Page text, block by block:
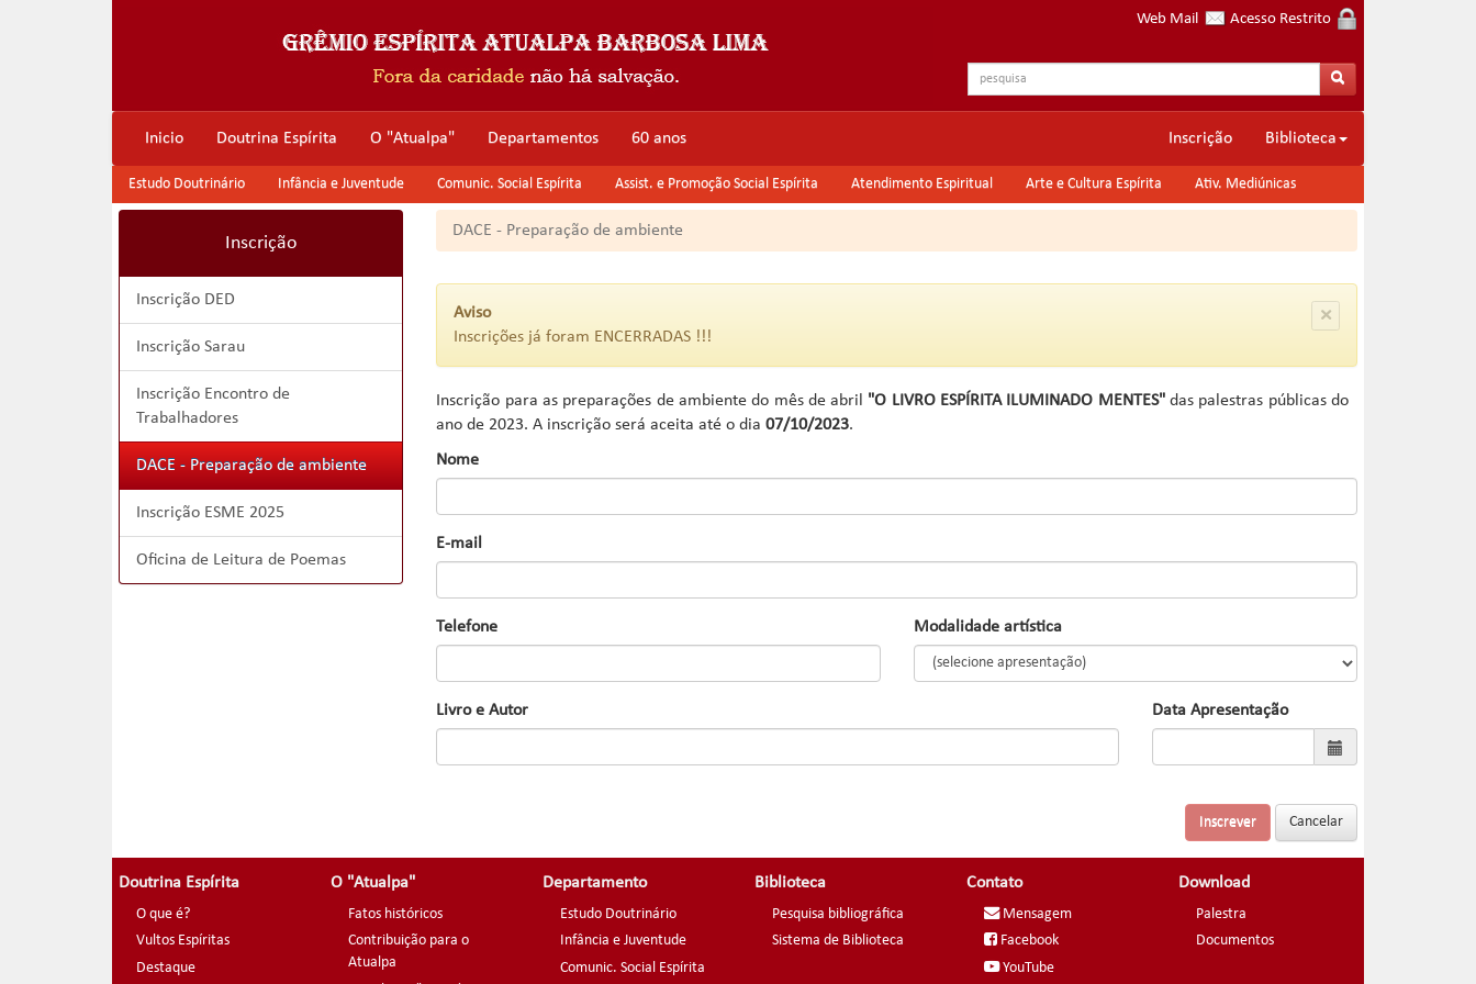
Web Mail Acesso Restrito
Inicio Doutrina Espírita O "Atualpa" Departamentos 60 anos Inscrição Biblioteca
Estudo Doutrinário Infância e Juventude Comunic. Social Espírita Assist. e Promoção Social Espírita Atendimento Espiritual Arte e Cultura Espírita Ativ. Mediúnicas
Inscrição
Inscrição DED
Inscrição Sarau
Inscrição Encontro de
Trabalhadores
DACE - Preparação de ambiente
Inscrição ESME 2025
Oficina de Leitura de Poemas
DACE - Preparação de ambiente
Aviso
Inscrições já foram ENCERRADAS !!!
Inscrição para as preparações de ambiente do mês de abril "O LIVRO ESPÍRITA ILUMINADO MENTES"das palestras públicas do
ano de 2023. A inscrição será aceita até o dia07/10/2023.
Nome
E-mail
Telefone Modalidade artística
Livro e Autor Data Apresentação
Doutrina Espírita
O que é?
Vultos Espíritas
Destaque
O "Atualpa"
Fatos históricos
Contribuição para o
Atualpa
Departamento
Estudo Doutrinário
Infância e Juventude
Comunic. Social Espírita
Biblioteca
Pesquisa bibliográfica
Sistema de Biblioteca
Contato
Mensagem
Facebook
YouTube
Download
Palestra
Documentos